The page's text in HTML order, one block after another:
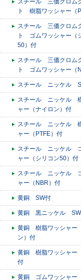
スチール 三価クロム
ト 樹脂ワッシャー（
スチール 三価クロム
ト ゴムワッシャー（
50）付
スチール 三価クロム
ト ゴムワッシャー（
スチール ニッケル
スチール ニッケル
ャー（ナイロン）付
スチール ニッケル
ャー（PTFE）付
スチール ニッケル
ャー（シリコン50）付
スチール ニッケル
ャー（NBR）付
黄銅 SW付
黄銅 黒ニッケル
黄銅 樹脂ワッシャー
ン）付
黄銅 樹脂ワッシャー（
付
黄銅 ゴムワッシャー